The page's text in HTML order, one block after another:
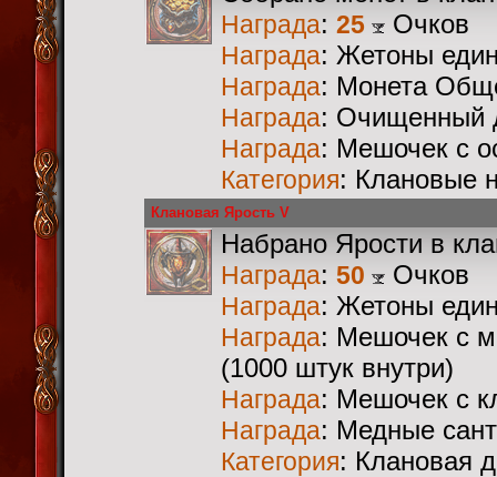
Награда: 25 Очков
Награда: Жетоны
Награда: Монета
Награда: Очищенный
Награда: Мешочек с
Категория: Клановые
Клановая Ярость V
Набрано Ярости в
Награда: 50 Очков
Награда: Жетоны
Награда: Мешочек с
(1000 штук внутри)
Награда: Мешочек с
Награда: Медные
Категория: Клановая